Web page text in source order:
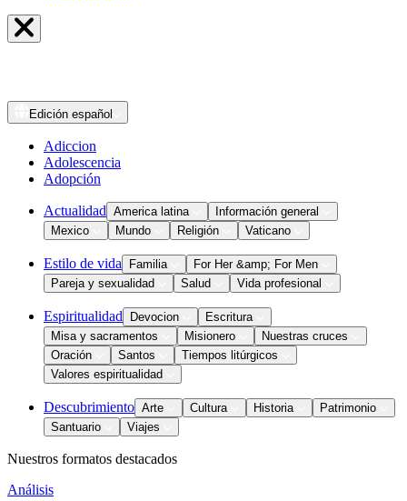
Edición español
Adiccion
Adolescencia
Adopción
Actualidad America latina
Información general
Mexico
Mundo Religión Vaticano
Estilo de vida Familia
For Her &amp; For Men
Pareja y sexualidad
Salud Vida profesional
Espiritualidad Devocion
Escritura
Misa y sacramentos
Misionero
Nuestras cruces
Oración
Santos
Tiempos litúrgicos
Valores espiritualidad
Descubrimiento Arte Cultura Historia
Patrimonio
Santuario
Viajes
Nuestros formatos destacados
Análisis